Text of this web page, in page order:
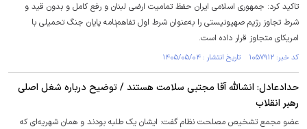
تاکید کرد: جمهوری اسلامی ایران حفظ تمامیت ارضی لبنان و رفع کامل و بدون قید و
شرط تجاوز رژیم صهیونیستی را به‌عنوان شرط اول تفاهم‌نامه پایان جنگ تحمیلی با
امریکای متجاوز قرار داده است.
کد خبر: ۱۰۵۷۹۱۲ تاریخ انتشار : ۱۴۰۵/۰۵/۰۴
حدادعادل: انشالله آقا مجتبی سلامت هستند / توضیح درباره شغل اصلی
رهبر انقلاب
عضو مجمع تشخیص مصلحت نظام گفت: ایشان یک طلبه بودند و همان شهریه‌ای که